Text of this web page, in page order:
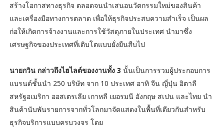
สร้างโอกาสทางธุรกิจ ตลอดจนนำเสนอนวัตกรรมใหม่ของสินค้า
และเครื่องมือทางการตลาด เพื่อให้ธุรกิจประสบความสำเร็จ เป็นผล
ก่อให้เกิดการจ้างงานและการใช้วัสดุภายในประเทศ นำมาซึ่ง
เศรษฐกิจของประเทศที่เติบโตแบบยั่งยืนสืบไป
นายกวิน กล่าวถึงไฮไลต์ของงานทั้ง 3 นั้นเป็นการรวมผู้ประกอบการ
แบรนด์ชั้นนำ 250 บริษัท จาก 10 ประเทศ อาทิ จีน ญี่ปุ่น อิตาลี
สหรัฐอเมริกา ออสเตรเลีย เกาหลี เยอรมนี อังกฤษ สเปน และไทย นำ
สินค้านับพันรายการจากทั่วโลกมาจัดแสดงในพื้นที่เดียวกันสำหรับ
ธุรกิจบริการแบบครบวงจร โดย